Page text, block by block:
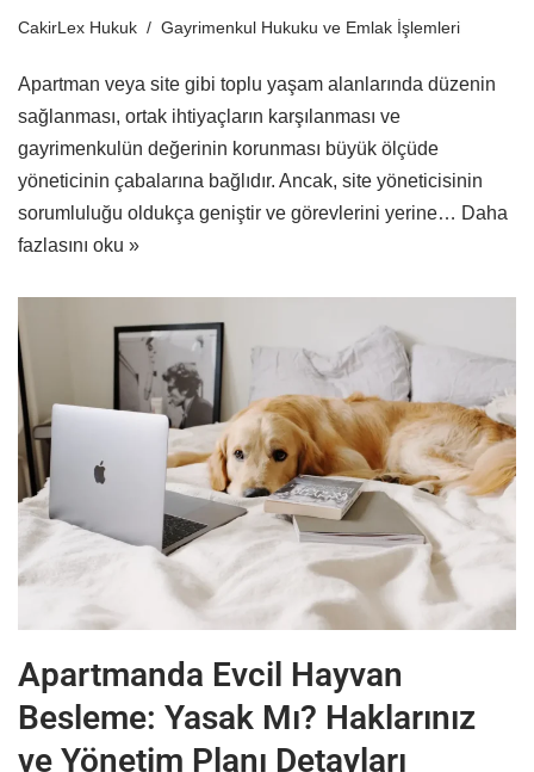
CakirLex Hukuk Gayrimenkul Hukuku ve Emlak İşlemleri
Apartman veya site gibi toplu yaşam alanlarında düzenin
sağlanması, ortak ihtiyaçların karşılanması ve
gayrimenkulün değerinin korunması büyük ölçüde
yöneticinin çabalarına bağlıdır. Ancak, site yöneticisinin
sorumluluğu oldukça geniştir ve görevlerini yerine… Daha
fazlasını oku »
Apartmanda Evcil Hayvan
Besleme: Yasak Mı? Haklarınız
ve Yönetim Planı Detayları